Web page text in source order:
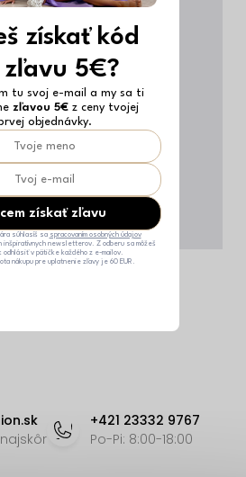
+421 23332 9767
Po-Pi: 8:00-18:00
získať kód
zľavu 5€?
tu svoj e-mail a my sa ti
zľavou 5€ z ceny tvojej
objednávky.
získať zľavu
súhlasíš sa spracovaním osobných údajov
inšpiratívnych newsletterov. Z odberu sa môžeš
odhlásiť v pätičke každého z e-mailov.
nákupu pre uplatnenie zľavy je 60 EUR.